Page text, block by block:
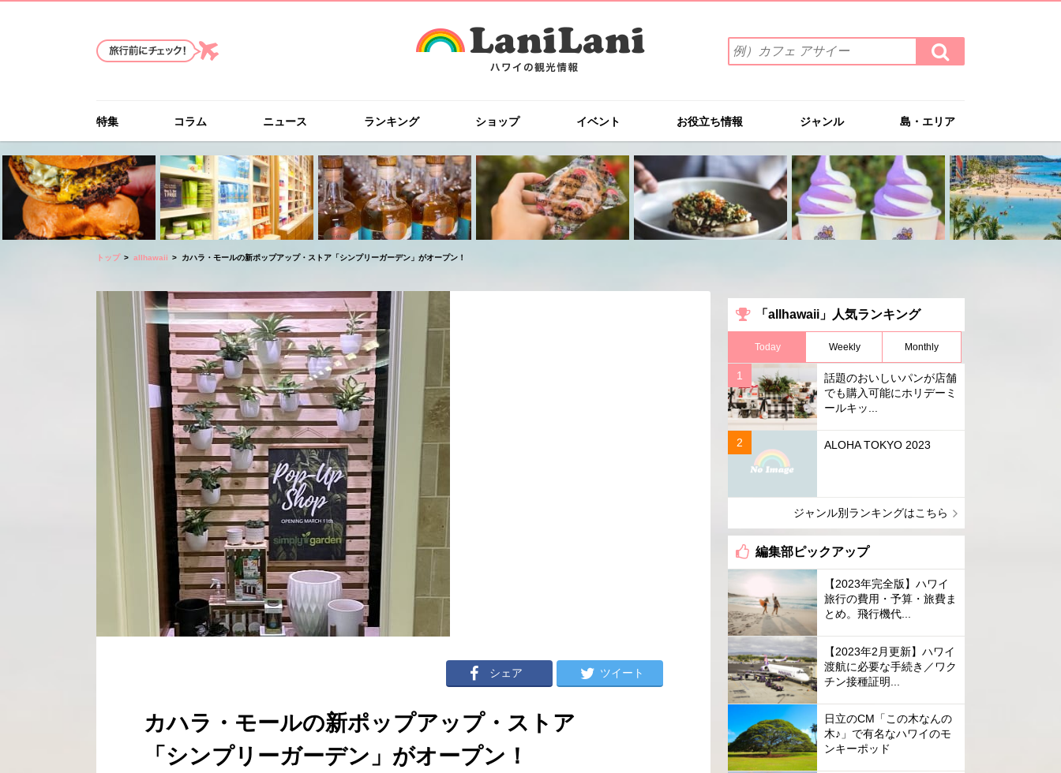
索
ワ
を
入
力
(例）
カ
フ
ェ
イ
ー
検
索
す
特集 コラム ニュース ランキング ショップ イベント お役立ち情報 ジャンル 島・エリア
トップ allhawaii カハラ・モールの新ポップアップ・ストア「シンプリーガーデン」がオープン！
シェア ツイート
カハラ・モールの新ポップアップ・ストア
「シンプリーガーデン」がオープン！
「allhawaii」人気ランキング
Today Weekly Monthly
話題のおいしいパンが店舗
でも購入可能にホリデーミ
ールキッ...
ALOHA TOKYO 2023
ジャンル別ランキングはこちら
編集部ピックアップ
【2023年完全版】ハワイ
旅行の費用・予算・旅費ま
とめ。飛行機代...
【2023年2月更新】ハワイ
渡航に必要な手続き／ワク
チン接種証明...
日立のCM「この木なんの
木♪」で有名なハワイのモ
ンキーポッド